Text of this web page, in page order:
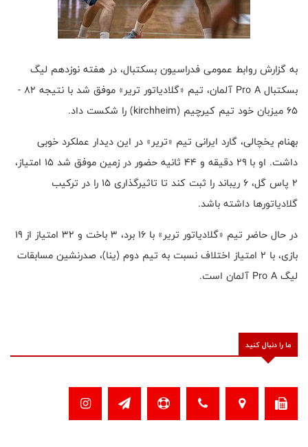
به گزارش روابط عمومی فدراسیون بسکتبال، در هفته نوزدهم لیگ
بسکتبال Pro A آلمان، تیم «گلادیاتور تریر» موفق شد با نتیجه ۸۲ -
۶۵ میزبان خود تیم کیرچیم (kirchheim) را شکست داد.
بهنام یخچالی، گارد ایرانی تیم «تریر» در این دیدار عملکرد خوبی
داشت. او با ۲۹ دقیقه و ۴۴ ثانیه حضور در زمین موفق شد ۱۵ امتیاز،
۲ پاس گل، ۶ ریباند را ثبت کند تا تاثیرگذاری ۱۵ را در ترکیب
گلادیاتورها داشته باشد.
در حال حاضر تیم «گلادیاتور تریر» با ۱۶ برد، ۳ باخت و ۳۲ امتیاز از ۱۹
بازی، با ۲ امتیاز اختلاف نسبت به تیم دوم (ینا)، صدرنشین مسابقات
لیگ Pro A آلمان است.
ما را دنبال کنید